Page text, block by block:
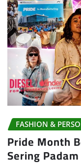
FASHION &
Pride Month
Sering